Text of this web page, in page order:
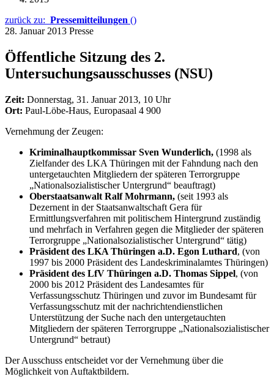
zurück zu: Pressemitteilungen ()
28. Januar 2013 Presse
Öffentliche Sitzung des 2.
Untersuchungsausschusses (NSU)
Zeit: Donnerstag, 31. Januar 2013, 10 Uhr
Ort: Paul-Löbe-Haus, Europasaal 4 900
Vernehmung der Zeugen:
Kriminalhauptkommissar Sven Wunderlich, (1998 als
Zielfander des LKA Thüringen mit der Fahndung nach den
untergetauchten Mitgliedern der späteren Terrorgruppe
„Nationalsozialistischer Untergrund“ beauftragt)
Oberstaatsanwalt Ralf Mohrmann, (seit 1993 als
Dezernent in der Staatsanwaltschaft Gera für
Ermittlungsverfahren mit politischem Hintergrund zuständig
und mehrfach in Verfahren gegen die Mitglieder der späteren
Terrorgruppe „Nationalsozialistischer Untergrund“ tätig)
Präsident des LKA Thüringen a.D. Egon Luthard, (von
1997 bis 2000 Präsident des Landeskriminalamtes Thüringen)
Präsident des LfV Thüringen a.D. Thomas Sippel, (von
2000 bis 2012 Präsident des Landesamtes für
Verfassungsschutz Thüringen und zuvor im Bundesamt für
Verfassungsschutz mit der nachrichtendienstlichen
Unterstützung der Suche nach den untergetauchten
Mitgliedern der späteren Terrorgruppe „Nationalsozialistischer
Untergrund“ betraut)
Der Ausschuss entscheidet vor der Vernehmung über die
Möglichkeit von Auftaktbildern.